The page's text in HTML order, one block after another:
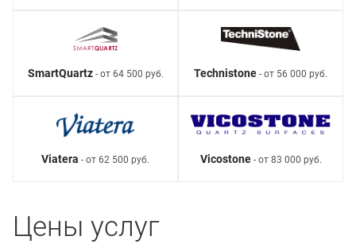
SmartQuartz- от 64 500 руб. Technistone - от 56 000 руб.
Viatera - от 62 500 руб. Vicostone- от 83 000 руб.
Цены услуг